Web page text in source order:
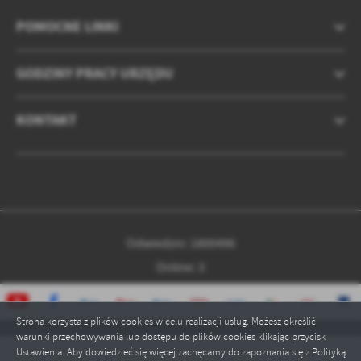
Strona korzysta z plików cookies w celu realizacji usług. Możesz określić
warunki przechowywania lub dostępu do plików cookies klikając przycisk
Ustawienia. Aby dowiedzieć się więcej zachęcamy do zapoznania się z Polityką
treści w postaci wiadomości, ofert, komunikatów mediów
społecznościowych.
POMOCNE LINKI
GODZINY PRACY URZĘDU
KONTAKT
Odwiedzin: 1800496
Online: 3